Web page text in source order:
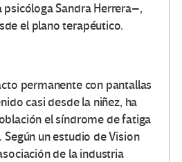
Sandra Herrera–,
el plano terapéutico.
permanente con pantallas
casi desde la niñez, ha
el síndrome de fatiga
un estudio de Vision
de la industria